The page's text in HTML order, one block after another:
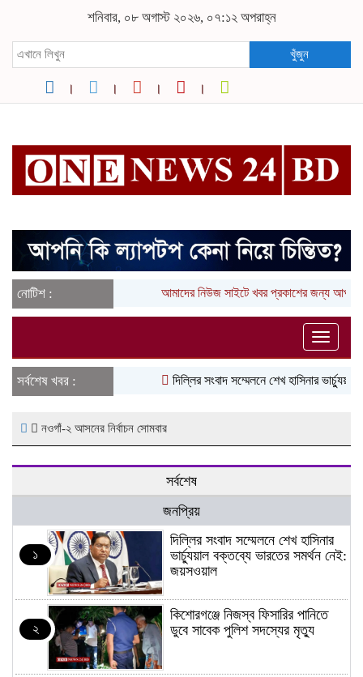
শনিবার, ০৮ অগাস্ট ২০২৬, ০৭:১২ অপরাহ্ন
খুঁজুন
নোটিশ : আমাদের নিউজ সাইটে খবর প্রকাশের জন্য
Toggle
সর্বশেষ খবর :
দিল্লির সংবাদ সম্মেলনে শেখ হাসিনার
নওগাঁ-২ আসনের নির্বাচন সোমবার
সর্বশেষ
জনপ্রিয়
১
দিল্লির সংবাদ সম্মেলনে শেখ হাসিনার
ভার্চ্যুয়াল বক্তব্যে ভারতের সমর্থন নেই:
জয়সওয়াল
২
কিশোরগঞ্জে নিজস্ব ফিসারির পানিতে
ডুবে সাবেক পুলিশ সদস্যের মৃত্যু